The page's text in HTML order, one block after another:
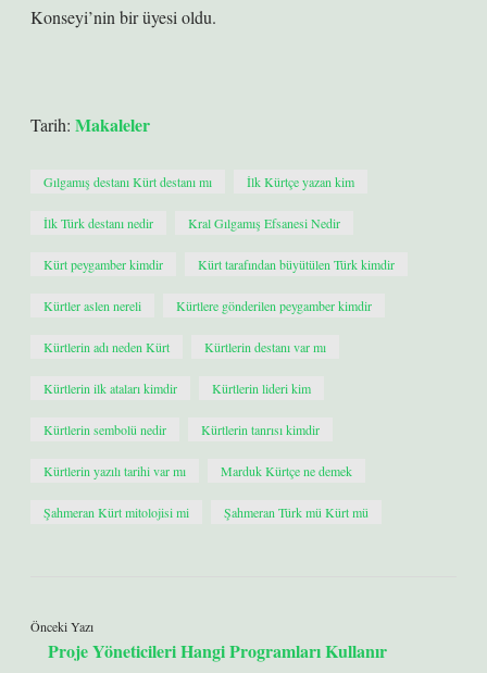
Konseyi’nin bir üyesi oldu.
Tarih: Makaleler
Gılgamış destanı Kürt destanı mı İlk Kürtçe yazan kim
İlk Türk destanı nedir Kral Gılgamış Efsanesi Nedir
Kürt peygamber kimdir Kürt tarafından büyütülen Türk kimdir
Kürtler aslen nereli Kürtlere gönderilen peygamber kimdir
Kürtlerin adı neden Kürt Kürtlerin destanı var mı
Kürtlerin ilk ataları kimdir Kürtlerin lideri kim
Kürtlerin sembolü nedir Kürtlerin tanrısı kimdir
Kürtlerin yazılı tarihi var mı Marduk Kürtçe ne demek
Şahmeran Kürt mitolojisi mi Şahmeran Türk mü Kürt mü
Önceki Yazı
Proje Yöneticileri Hangi Programları Kullanır